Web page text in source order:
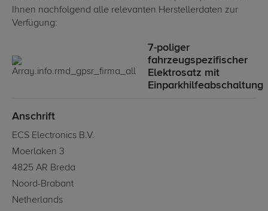
Ihnen nachfolgend alle relevanten Herstellerdaten zur
Verfügung:
7-poliger
fahrzeugspezifischer
Elektrosatz mit
Einparkhilfeabschaltung
Anschrift
ECS Electronics B.V.
Moerlaken 3
4825 AR Breda
Noord-Brabant
Netherlands